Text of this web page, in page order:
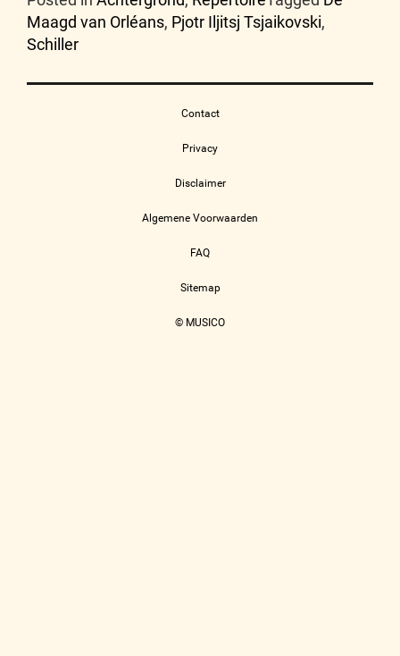
Maagd van Orléans, Pjotr Iljitsj Tsjaikovski,
Schiller
Contact
Privacy
Disclaimer
Algemene Voorwaarden
FAQ
Sitemap
© MUSICO